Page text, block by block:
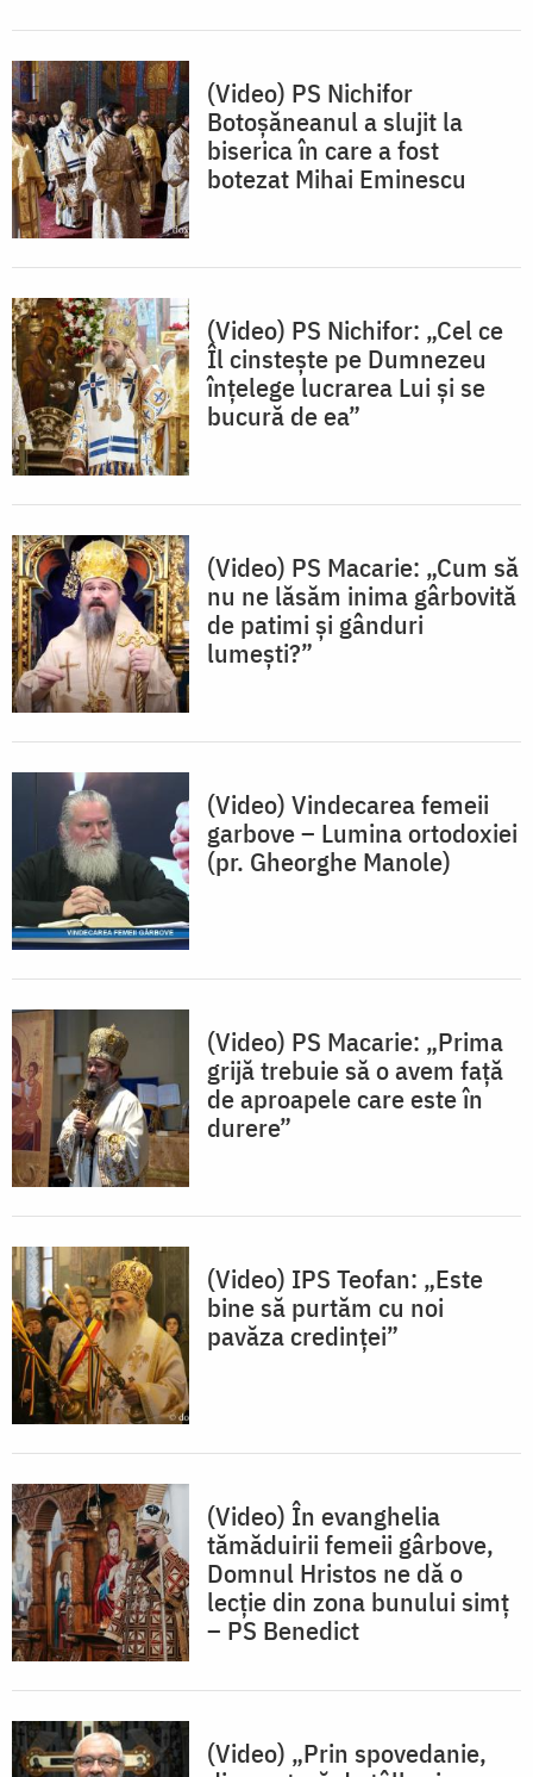
(Video) PS Nichifor
Botoșăneanul a slujit la
biserica în care a fost
botezat Mihai Eminescu
(Video) PS Nichifor: „Cel ce
Îl cinstește pe Dumnezeu
înțelege lucrarea Lui și se
bucură de ea”
(Video) PS Macarie: „Cum să
nu ne lăsăm inima gârbovită
de patimi și gânduri
lumești?”
(Video) Vindecarea femeii
garbove – Lumina ortodoxiei
(pr. Gheorghe Manole)
(Video) PS Macarie: „Prima
grijă trebuie să o avem față
de aproapele care este în
durere”
(Video) IPS Teofan: „Este
bine să purtăm cu noi
pavăza credinței”
(Video) În evanghelia
tămăduirii femeii gârbove,
Domnul Hristos ne dă o
lecție din zona bunului simț
– PS Benedict
(Video) „Prin spovedanie,